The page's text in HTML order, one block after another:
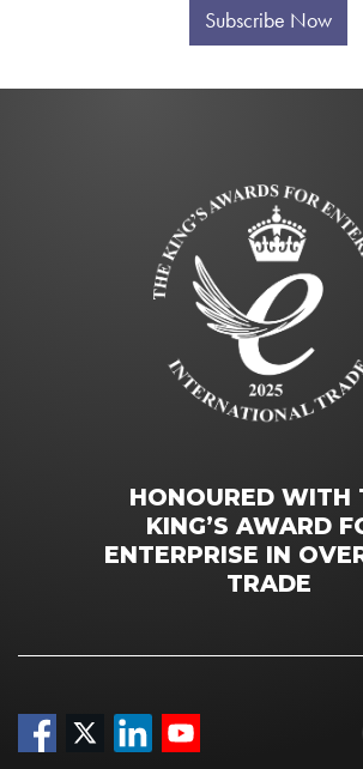
Subscribe Now
HONOURED WITH
KING’S AWARD
ENTERPRISE IN
TRADE